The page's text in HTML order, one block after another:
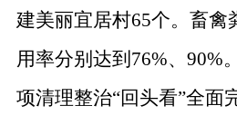
建美丽宜居村65个。畜禽
用率分别达到 76%、 90%。
项清理整治“回头看”全面